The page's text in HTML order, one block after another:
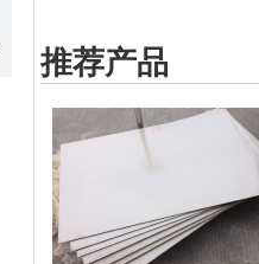
推荐产品